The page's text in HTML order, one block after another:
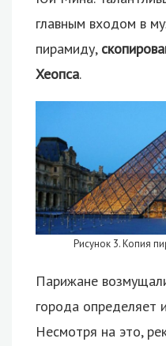
главным входом в
пирамиду,
Хеопса.
Рисунок 3. Копия
Парижане
города определяет
Несмотря на это,